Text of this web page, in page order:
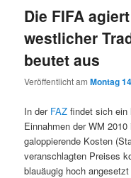
Die FIFA
westlicher
beutet aus
Veröffentlicht amMontag
In der FAZfindet sich ein
Einnahmen der WM
galoppierende Kosten
veranschlagten Preises
blauäugig hoch angesetzt